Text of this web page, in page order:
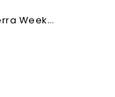
Спортивная Сумка Thule Subterra Weekender Duffel 45L (Mineral)